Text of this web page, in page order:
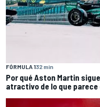
FÓRMULA 132 min
Por qué Aston Martin
atractivo de lo que parece